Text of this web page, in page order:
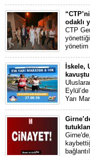
odaklı
CTP
yönetim
İskele,
kavuştu
Yarı